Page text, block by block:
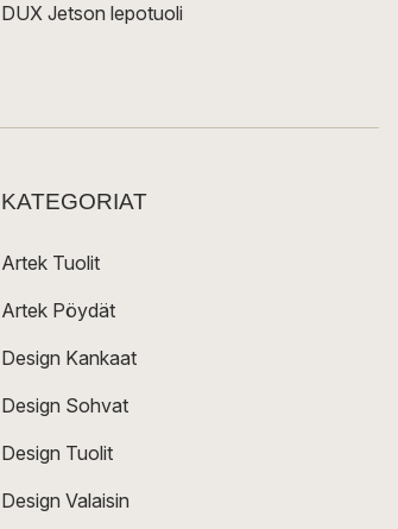
DUX Jetson lepotuoli
KATEGORIAT
Artek Tuolit
Artek Pöydät
Design Kankaat
Design Sohvat
Design Tuolit
Design Valaisin